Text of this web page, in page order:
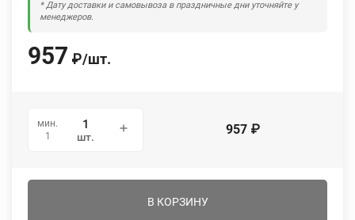
* Дату доставки и самовывоза в праздничные дни уточняйте у
менеджеров.
957 ₽/шт.
мин.
1
шт. 957 ₽
В КОРЗИНУ